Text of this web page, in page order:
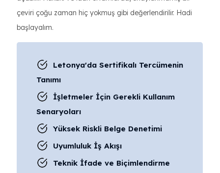
çeviri çoğu zaman hiç yokmuş gibi değerlendirilir. Hadi
başlayalım.
Letonya'da Sertifikalı Tercümenin
Tanımı
İşletmeler İçin Gerekli Kullanım
Senaryoları
Yüksek Riskli Belge Denetimi
Uyumluluk İş Akışı
Teknik İfade ve Biçimlendirme